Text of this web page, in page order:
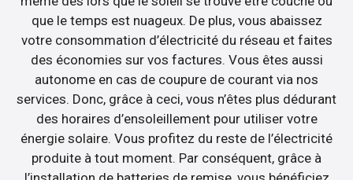
que le temps est nuageux. De plus, vous abaissez
votre consommation d’électricité du réseau et faites
des économies sur vos factures. Vous êtes aussi
autonome en cas de coupure de courant via nos
services. Donc, grâce à ceci, vous n’êtes plus dédurant
des horaires d’ensoleillement pour utiliser votre
énergie solaire. Vous profitez du reste de l’électricité
produite à tout moment. Par conséquent, grâce à